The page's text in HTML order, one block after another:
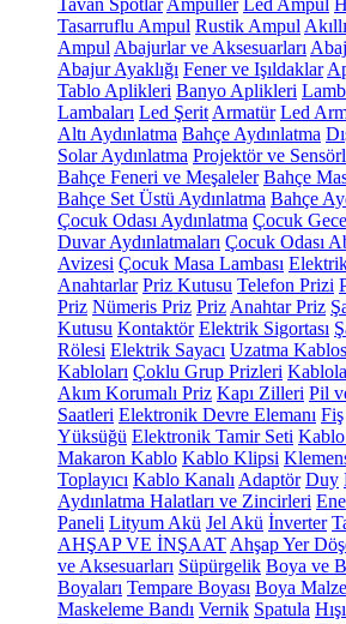
Tavan Spotlar Ampuller Led Ampul
Tasarruflu Ampul Rustik Ampul
Ampul Abajurlar ve Aksesuarları
Abajur Ayaklığı Fener ve Işıldaklar
Tablo Aplikleri Banyo Aplikleri
Lambaları Led Şerit Armatür Led
Altı Aydınlatma Bahçe Aydınlatma
Solar Aydınlatma Projektör ve
Bahçe Feneri ve Meşaleler Bahçe
Bahçe Set Üstü Aydınlatma Bahçe
Çocuk Odası Aydınlatma Çocuk
Duvar Aydınlatmaları Çocuk Odası
Avizesi Çocuk Masa Lambası
Anahtarlar Priz Kutusu Telefon Prizi
Priz Nümeris Priz Priz Anahtar Priz
Kutusu Kontaktör Elektrik Sigortası
Rölesi Elektrik Sayacı Uzatma
Kabloları Çoklu Grup Prizleri
Akım Korumalı Priz Kapı Zilleri Pil
Saatleri Elektronik Devre Elemanı Fiş
Yüksüğü Elektronik Tamir Seti
Makaron Kablo Kablo Klipsi
Toplayıcı Kablo Kanalı Adaptör Duy
Aydınlatma Halatları ve Zincirleri
Paneli Lityum Akü Jel Akü İnverter
AHŞAP VE İNŞAAT Ahşap Yer
ve Aksesuarları Süpürgelik Boya ve
Boyaları Tempare Boyası Boya
Maskeleme Bandı Vernik Spatula